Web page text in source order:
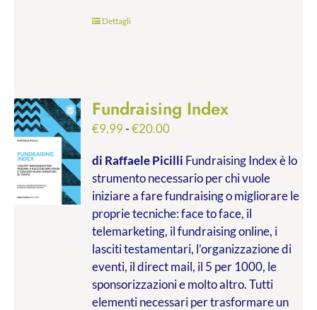
Dettagli
Fundraising Index
€9.99-€20.00Fascia
prezzo:
da
€9.99
a
€20.00
di Raffaele Picilli Fundraising Index è lo
strumento necessario per chi vuole
iniziare a fare fundraising o migliorare le
proprie tecniche: face to face, il
telemarketing, il fundraising online, i
lasciti testamentari, l’organizzazione di
eventi, il direct mail, il 5 per 1000, le
sponsorizzazioni e molto altro. Tutti
elementi necessari per trasformare un